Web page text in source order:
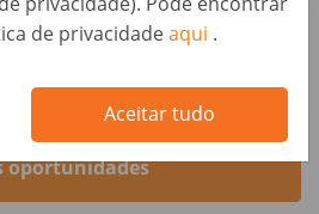
de privacidadeaqui .
Aceitar tudo
(BBL werk-leerplek)
oportunidades